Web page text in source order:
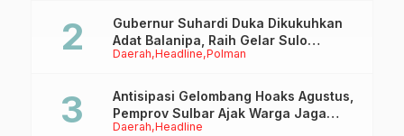
Daerah Headline Polman
Gubernur Suhardi Duka Dikukuhkan
Adat Balanipa, Raih Gelar Sulo
Tappidena
Daerah Headline
Antisipasi Gelombang Hoaks Agustus,
Pemprov Sulbar Ajak Warga Jaga
Ruang Digital